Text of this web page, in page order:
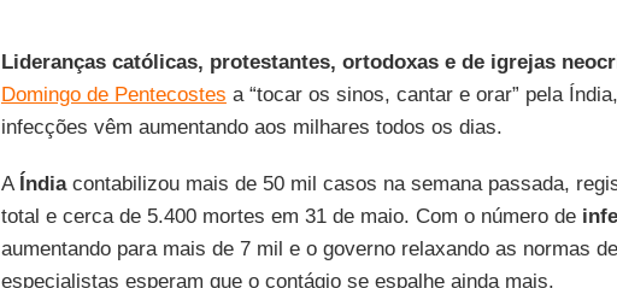
Lideranças católicas, protestantes, ortodoxas e de igrejas
Domingo de Pentecostes a “tocar os sinos, cantar e orar” pela
infecções vêm aumentando aos milhares todos os dias.
A Índiacontabilizou mais de 50 mil casos na semana passada,
total e cerca de 5.400 mortes em 31 de maio. Com o número de
aumentando para mais de 7 mil e o governo relaxando as normas
especialistas esperam que o contágio se espalhe ainda mais.